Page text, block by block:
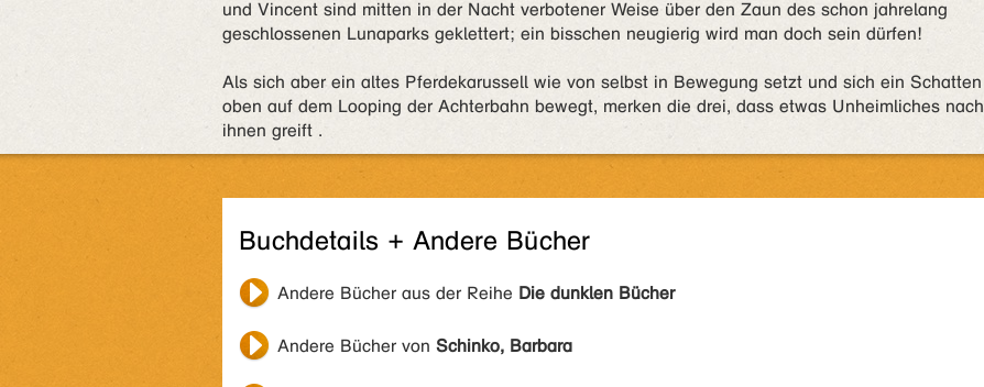
und Vincent sind mitten in der Nacht verbotener Weise über den Zaun des schon jahrelang
geschlossenen Lunaparks geklettert; ein bisschen neugierig wird man doch sein dürfen!
Als sich aber ein altes Pferdekarussell wie von selbst in Bewegung setzt und sich ein Schatten
oben auf dem Looping der Achterbahn bewegt, merken die drei, dass etwas Unheimliches nach
ihnen greift .
Buchdetails + Andere Bücher
Andere Bücher aus der Reihe Die dunklen Bücher
Andere Bücher von Schinko, Barbara